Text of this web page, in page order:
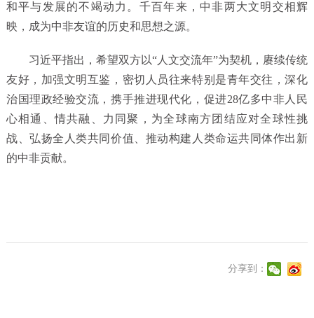
和平与发展的不竭动力。千百年来，中非两大文明交相辉
映，成为中非友谊的历史和思想之源。
习近平指出，希望双方以“人文交流年”为契机，赓续传统
友好，加强文明互鉴，密切人员往来特别是青年交往，深化
治国理政经验交流，携手推进现代化，促进28亿多中非人民
心相通、情共融、力同聚，为全球南方团结应对全球性挑
战、弘扬全人类共同价值、推动构建人类命运共同体作出新
的中非贡献。
分享到：